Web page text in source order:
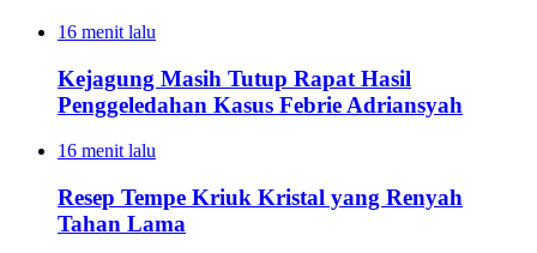
16 menit lalu
Kejagung Masih Tutup Rapat Hasil
Penggeledahan Kasus Febrie Adriansyah
16 menit lalu
Resep Tempe Kriuk Kristal yang Renyah
Tahan Lama